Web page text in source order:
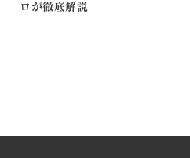
ロが徹底解説